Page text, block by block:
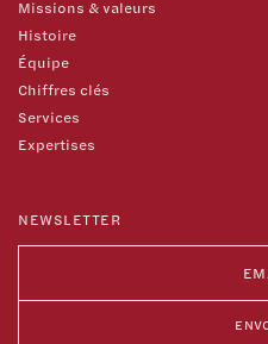
Missions & valeurs
Histoire
Équipe
Chiffres clés
Services
Expertises
NEWSLETTER